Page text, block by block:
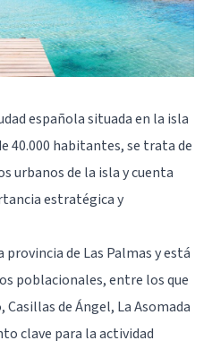
española situada en la isla
40.000 habitantes, se trata de
urbanos de la isla y cuenta
estratégica y
de Las Palmas y está
poblacionales, entre los que
de Ángel, La Asomada
clave para la actividad